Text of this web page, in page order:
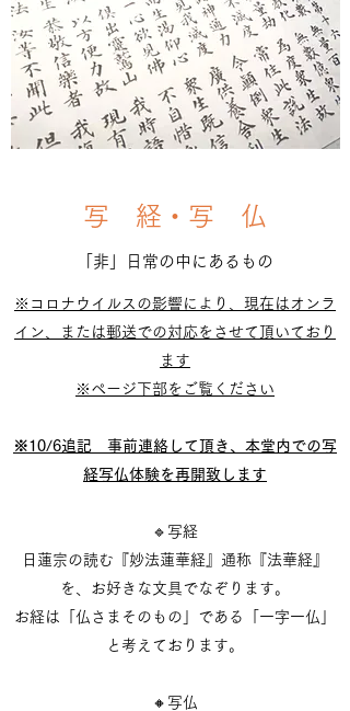
写 経・写 仏
​「非」日常の中にあるもの
※コロナウイルスの影響により、現在はオンラ
イン、または郵送での対応をさせて頂いており
ます
※ページ下部をご覧ください
​※10/6追記 事前連絡して頂き、本堂内での写
経写仏体験を再開致します
🔹写経
日蓮宗の読む『妙法蓮華経』通称『法華経』
を、お好きな文具でなぞります。
お経は「仏さまそのもの」である「一字一仏」
と考えております。
🔸写仏